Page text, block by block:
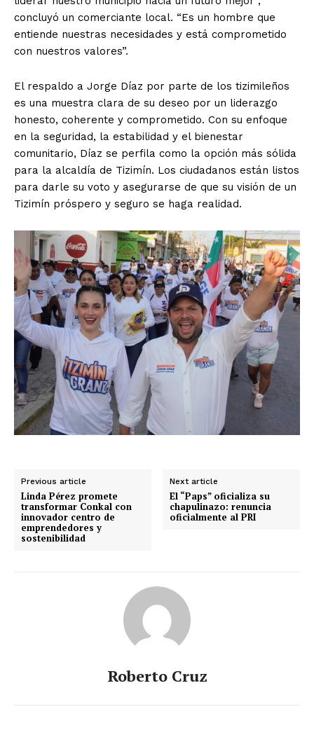
concluyó un comerciante local. “Es un hombre que
entiende nuestras necesidades y está comprometido
con nuestros valores”.
El respaldo a Jorge Díaz por parte de los tizimileños
es una muestra clara de su deseo por un liderazgo
honesto, coherente y comprometido. Con su enfoque
en la seguridad, la estabilidad y el bienestar
comunitario, Díaz se perfila como la opción más sólida
para la alcaldía de Tizimín. Los ciudadanos están listos
para darle su voto y asegurarse de que su visión de un
Tizimín próspero y seguro se haga realidad.
Previous article
Linda Pérez promete
transformar Conkal con
innovador centro de
emprendedores y
sostenibilidad
Next article
El “Paps” oficializa su
chapulinazo: renuncia
oficialmente al PRI
Roberto Cruz